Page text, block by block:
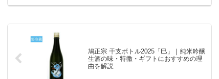
鳩正宗 干支ボトル2025「巳」｜純米吟醸
生酒の味・特徴・ギフトにおすすめの理
由を解説